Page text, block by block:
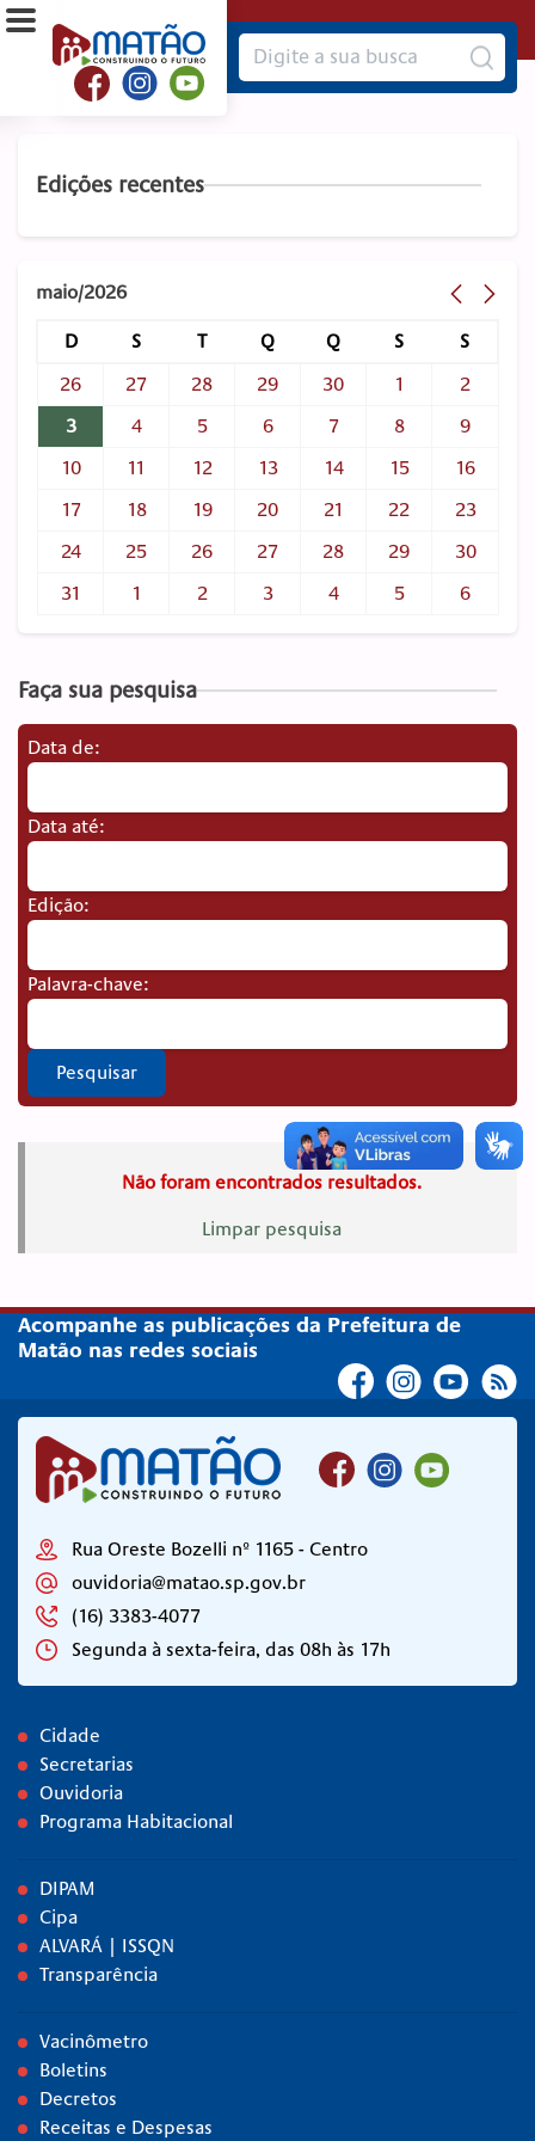
Edições recentes
maio/2026
D S T Q Q S
S
26
27 28 29 30 1
2
3
4 5 6 7 8
9
10
11 12 13 14 15
16
17
18 19 20 21 22
23
24
25 26 27 28 29
30
31
1 2 3 4 5 6
Faça sua pesquisa
Data de:
Data até:
Edição:
Palavra-chave:
Pesquisar
Não foram encontrados resultados.
Limpar pesquisa
Acompanhe as publicações da Prefeitura de
Matão nas redes sociais
Rua Oreste Bozelli nº 1165 - Centro
ouvidoria@matao.sp.gov.br
(16) 3383-4077
Segunda à sexta-feira, das 08h às 17h
Cidade
Secretarias
Ouvidoria
Programa Habitacional
DIPAM
Cipa
ALVARÁ | ISSQN
Transparência
Vacinômetro
Boletins
Decretos
Receitas e Despesas